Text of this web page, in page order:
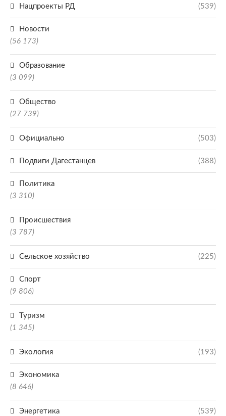
Нацпроекты РД (539)
Новости
(56 173)
Образование
(3 099)
Общество
(27 739)
Официально (503)
Подвиги Дагестанцев (388)
Политика
(3 310)
Происшествия
(3 787)
Сельское хозяйство (225)
Спорт
(9 806)
Туризм
(1 345)
Экология (193)
Экономика
(8 646)
Энергетика (539)